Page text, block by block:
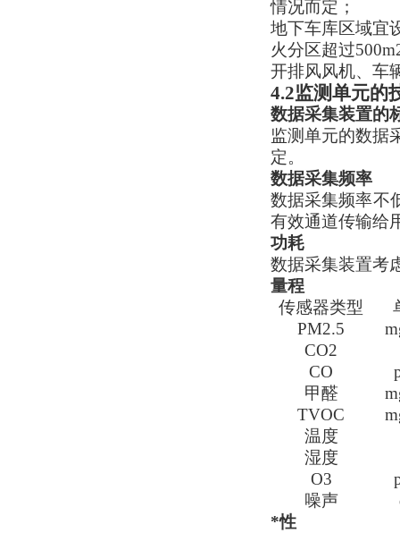
情况而定；
地下车库区域宜
火分区超过
开排风风机、车
4.2监测单元的
数据采集装置的
监测单元的数据
定。
数据采集频率
数据采集频率不
有效通道传输给
功耗
数据采集装置考
量程
传感器类型
PM2.5
CO2
CO
甲醛
TVOC
温度
湿度
O3
噪声
*性